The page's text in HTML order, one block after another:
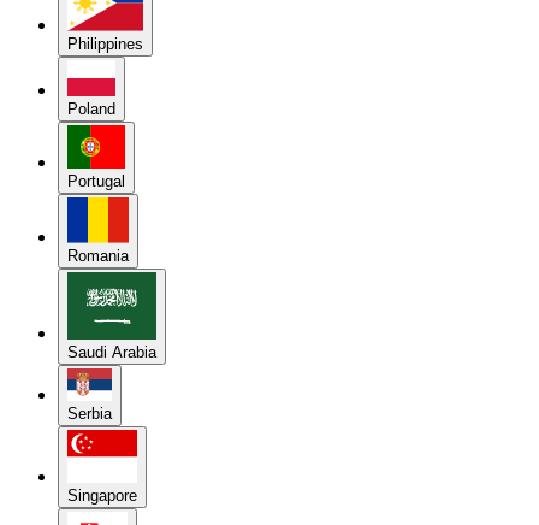
Philippines
Poland
Portugal
Romania
Saudi Arabia
Serbia
Singapore